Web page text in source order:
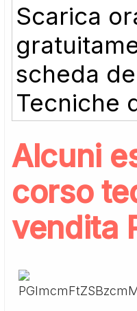
Scarica
scheda
Tecniche
Alcuni
corso
vendita